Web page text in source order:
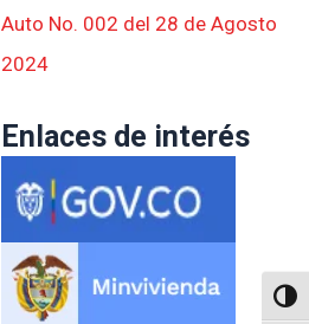
Auto No. 002 del 28 de Agosto
2024
Enlaces de interés